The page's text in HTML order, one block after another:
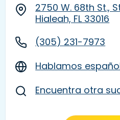
2750 W. 68th St.,
Hialeah, FL 33016
(305) 231-7973
Hablamos
Encuentra otra